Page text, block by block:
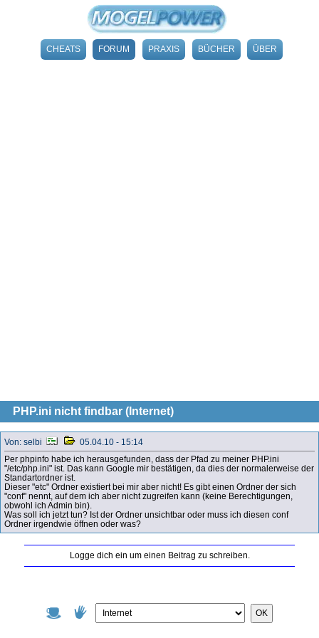
CHEATS FORUM PRAXIS BÜCHER ÜBER
PHP.ini nicht findbar (Internet)
OK
Von: selbi
05.04.10 - 15:14
Per phpinfo habe ich herausgefunden, dass der Pfad zu meiner PHP.ini
"/etc/php.ini" ist. Das kann Google mir bestätigen, da dies der normalerweise der
Standartordner ist.
Dieser "etc" Ordner existiert bei mir aber nicht! Es gibt einen Ordner der sich
"conf" nennt, auf dem ich aber nicht zugreifen kann (keine Berechtigungen,
obwohl ich Admin bin).
Was soll ich jetzt tun? Ist der Ordner unsichtbar oder muss ich diesen conf
Ordner irgendwie öffnen oder was?
Logge dich ein um einen Beitrag zu schreiben.